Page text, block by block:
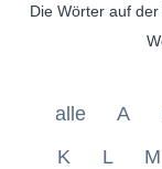
Die Wörter auf
alle A
K
L M